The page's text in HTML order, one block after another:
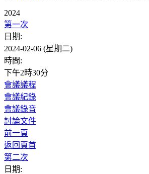
2024
第一次
日期:
2024-02-06 (星期二)
時間:
下午2時30分
會議議程
會議紀錄
會議錄音
討論文件
前一頁
返回頁首
第二次
日期: